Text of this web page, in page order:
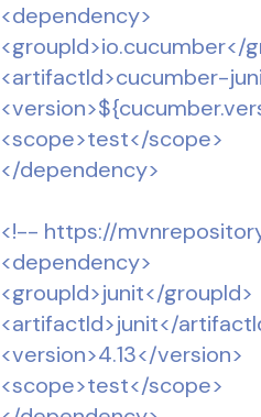
<dependency>
<groupId>io.cucumber</
<artifactId>cucumber-
<scope>test</scope>
</dependency>
<!-- https://
<dependency>
<groupId>junit</groupId>
<artifactId>junit</
<version>4.13</version>
<scope>test</scope>